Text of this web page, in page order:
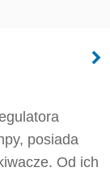
posiada
Od ich